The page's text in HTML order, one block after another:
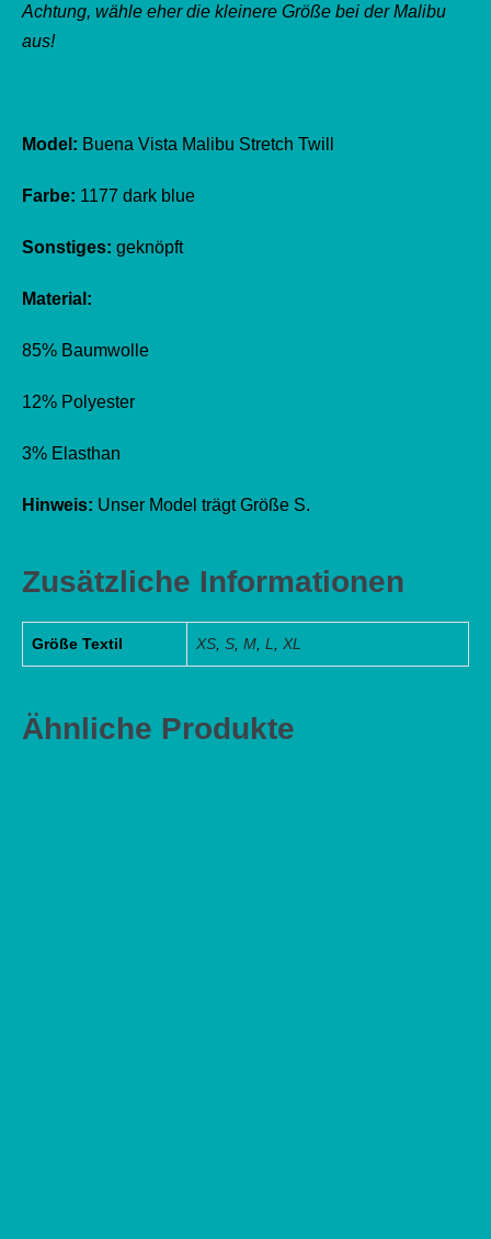
Achtung, wähle eher die kleinere Größe bei der Malibu
aus!
Model: Buena Vista Malibu Stretch Twill
Farbe: 1177 dark blue
Sonstiges: geknöpft
Material:
85% Baumwolle
12% Polyester
3% Elasthan
Hinweis: Unser Model trägt Größe S.
Zusätzliche Informationen
Größe Textil XS S M L XL
Ähnliche Produkte